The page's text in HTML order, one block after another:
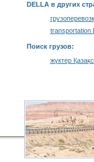
DELLA в других
transportation
Поиск грузов:
жүктер